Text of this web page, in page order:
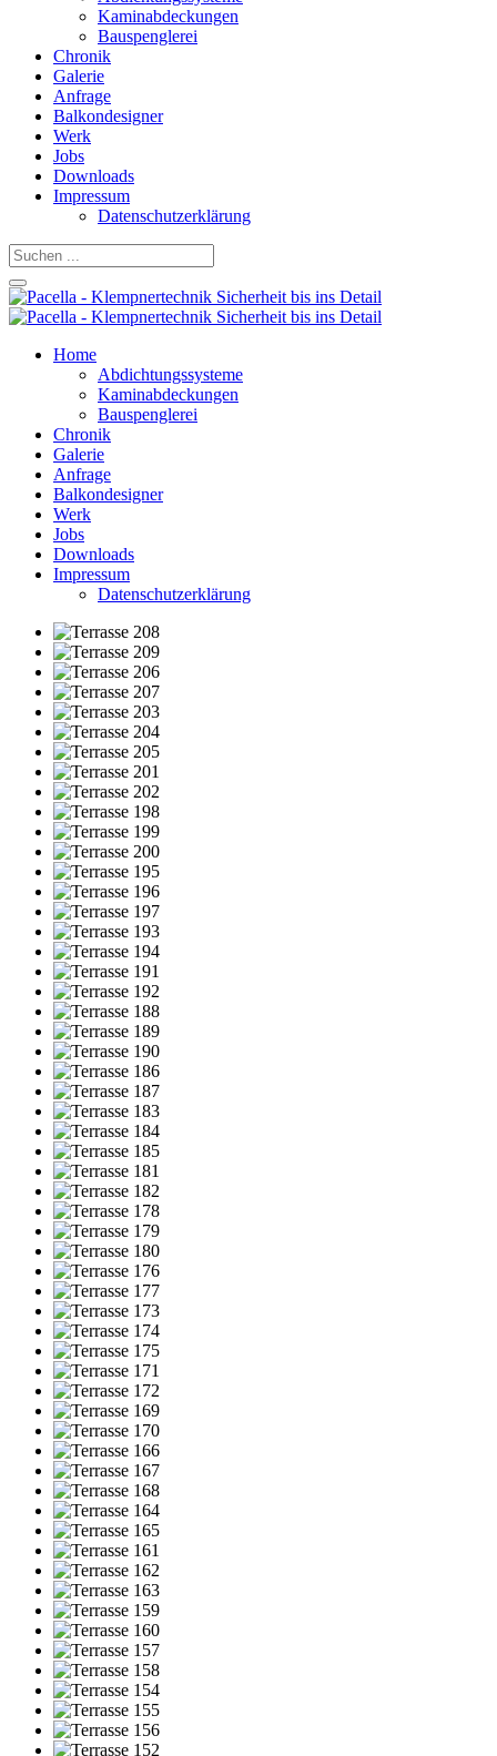
Kaminabdeckungen
Bauspenglerei
Chronik
Galerie
Anfrage
Balkondesigner
Werk
Jobs
Downloads
Impressum
Datenschutzerklärung
Home
Abdichtungssysteme
Kaminabdeckungen
Bauspenglerei
Chronik
Galerie
Anfrage
Balkondesigner
Werk
Jobs
Downloads
Impressum
Datenschutzerklärung